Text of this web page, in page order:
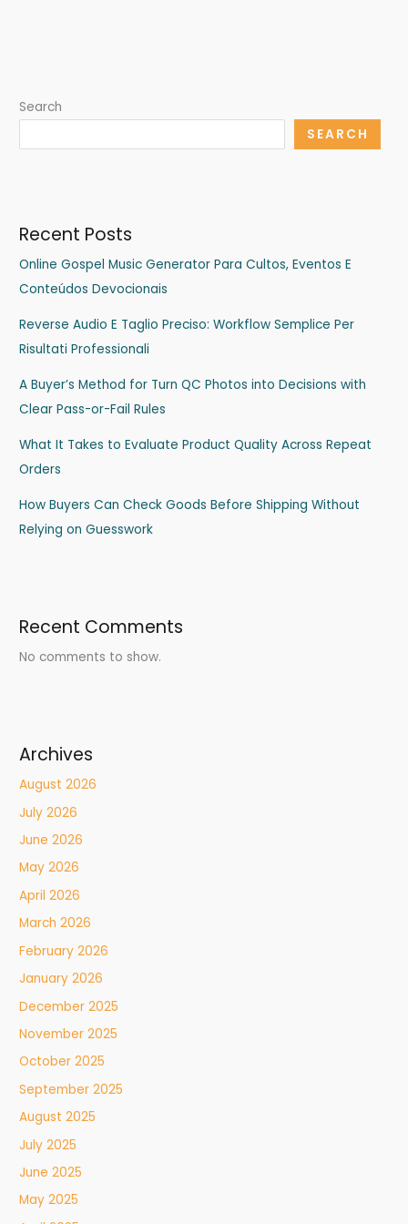
Search
SEARCH
Recent Posts
Online Gospel Music Generator Para Cultos, Eventos E
Conteúdos Devocionais
Reverse Audio E Taglio Preciso: Workflow Semplice Per
Risultati Professionali
A Buyer’s Method for Turn QC Photos into Decisions with
Clear Pass-or-Fail Rules
What It Takes to Evaluate Product Quality Across Repeat
Orders
How Buyers Can Check Goods Before Shipping Without
Relying on Guesswork
Recent Comments
No comments to show.
Archives
August 2026
July 2026
June 2026
May 2026
April 2026
March 2026
February 2026
January 2026
December 2025
November 2025
October 2025
September 2025
August 2025
July 2025
June 2025
May 2025